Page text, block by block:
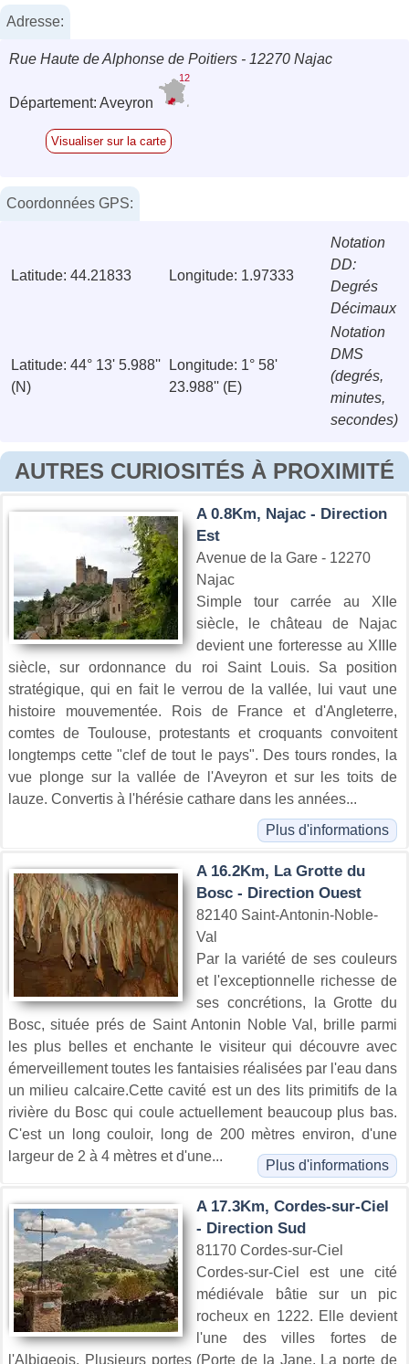
Adresse:
Rue Haute de Alphonse de Poitiers - 12270 Najac
Département: Aveyron
12
Visualiser sur la carte
Coordonnées GPS:
Latitude: 44.21833 Longitude: 1.97333
Notation
DD:
Degrés
Décimaux
Latitude: 44° 13' 5.988''
(N)
Longitude: 1° 58'
23.988'' (E)
Notation
DMS
(degrés,
minutes,
secondes)
AUTRES CURIOSITÉS À PROXIMITÉ
A 0.8Km, Najac - Direction
Est
Avenue de la Gare - 12270
Najac
Simple tour carrée au XIIe
siècle, le château de Najac
devient une forteresse au XIIIe
siècle, sur ordonnance du roi Saint Louis. Sa position
stratégique, qui en fait le verrou de la vallée, lui vaut une
histoire mouvementée. Rois de France et d'Angleterre,
comtes de Toulouse, protestants et croquants convoitent
longtemps cette "clef de tout le pays". Des tours rondes, la
vue plonge sur la vallée de l'Aveyron et sur les toits de
lauze. Convertis à l'hérésie cathare dans les années...
Plus d'informations
A 16.2Km, La Grotte du
Bosc - Direction Ouest
82140 Saint-Antonin-Noble-
Val
Par la variété de ses couleurs
et l'exceptionnelle richesse de
ses concrétions, la Grotte du
Bosc, située prés de Saint Antonin Noble Val, brille parmi
les plus belles et enchante le visiteur qui découvre avec
émerveillement toutes les fantaisies réalisées par l'eau dans
un milieu calcaire.Cette cavité est un des lits primitifs de la
rivière du Bosc qui coule actuellement beaucoup plus bas.
C'est un long couloir, long de 200 mètres environ, d'une
largeur de 2 à 4 mètres et d'une...
Plus d'informations
A 17.3Km, Cordes-sur-Ciel
- Direction Sud
81170 Cordes-sur-Ciel
Cordes-sur-Ciel est une cité
médiévale bâtie sur un pic
rocheux en 1222. Elle devient
l'une des villes fortes de
l'Albigeois. Plusieurs portes (Porte de la Jane, La porte de